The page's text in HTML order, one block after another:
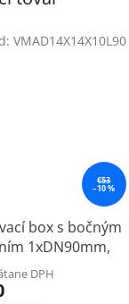
€53
–10 %
box s bočným
1xDN90mm,
DPH
VMAD14X14X10L90